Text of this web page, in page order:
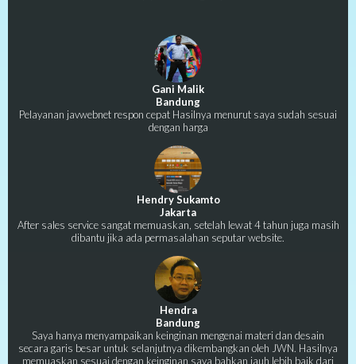
Gani Malik
Bandung
Pelayanan javwebnet respon cepat Hasilnya menurut saya sudah sesuai
dengan harga
Hendry Sukamto
Jakarta
After sales service sangat memuaskan, setelah lewat 4 tahun juga masih
dibantu jika ada permasalahan seputar website.
Hendra
Bandung
Saya hanya menyampaikan keinginan mengenai materi dan desain
secara garis besar untuk selanjutnya dikembangkan oleh JWN. Hasilnya
memuaskan sesuai dengan keinginan saya bahkan jauh lebih baik dari